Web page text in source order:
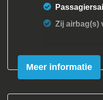
Zij airbag(s)
Meer informatie